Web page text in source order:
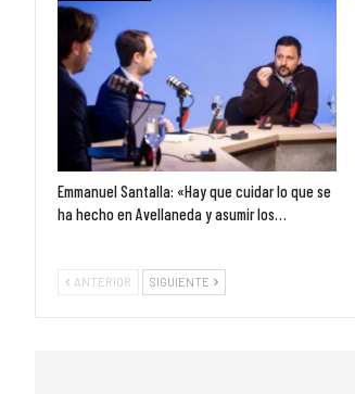
Emmanuel Santalla: «Hay que cuidar lo que se
ha hecho en Avellaneda y asumir los…
ANTERIOR SIGUIENTE